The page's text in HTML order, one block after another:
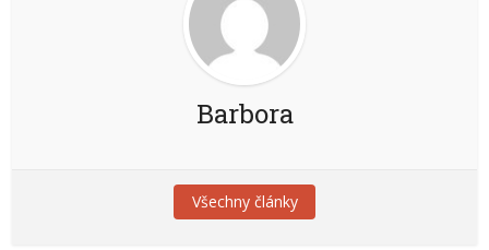
Barbora
Všechny články